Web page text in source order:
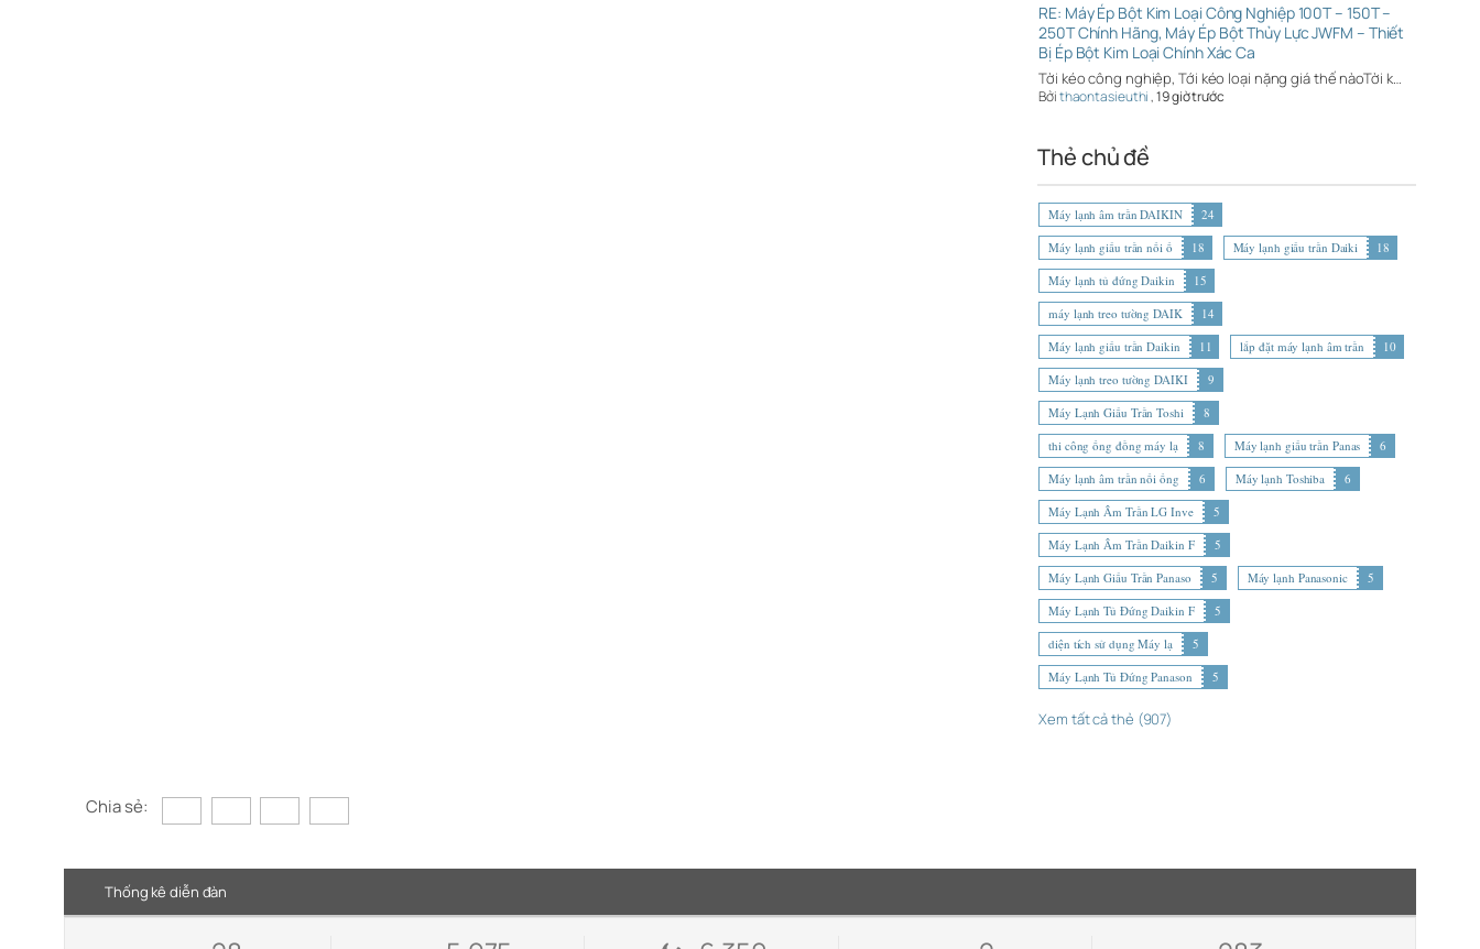
RE: Máy Ép Bột Kim Loại Công Nghiệp 100T – 150T –
250T Chính Hãng, Máy Ép Bột Thủy Lực JWFM – Thiết
Bị Ép Bột Kim Loại Chính Xác Ca
Tời kéo công nghiệp, Tới kéo loại nặng giá thế nàoTời k…
Bởithaontasieuthi,19 giờ trước
Thẻ chủ đề
Máy lạnh âm trần DAIKIN
24
Máy lạnh giấu trần nối ố
18 Máy lạnh giấu trần Daiki
18
Máy lạnh tủ đứng Daikin
15
máy lạnh treo tường DAIK
14
Máy lạnh giấu trần Daikin
11 lắp đặt máy lạnh âm trần
10
Máy lạnh treo tường DAIKI
9
Máy Lạnh Giấu Trần Toshi
8
thi công ống đồng máy lạ
8 Máy lạnh giấu trần Panas
6
Máy lạnh âm trần nối ống
6 Máy lạnh Toshiba
6
Máy Lạnh Âm Trần LG Inve
5
Máy Lạnh Âm Trần Daikin F
5
Máy Lạnh Giấu Trần Panaso
5 Máy lạnh Panasonic
5
Máy Lạnh Tủ Đứng Daikin F
5
diện tích sử dụng Máy lạ
5
Máy Lạnh Tủ Đứng Panason
5
Xem tất cả thẻ (907)
Chia sẻ:
Thống kê diễn đàn